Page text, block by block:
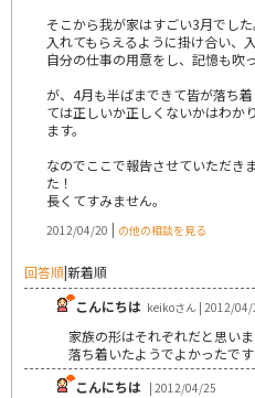
そこから我が家はすごい3月でし
入れてもらえるように掛け合い、
自分の仕事の用意をし、記憶も吹
が、4月も半ばまできて皆が落ち
ては正しいか正しくないかはわか
ます。
なのでここで報告させていただき
た！
長くてすみません。
2012/04/20 | の他の相談を見る
回答順|新着順
こんにちは keikoさん | 2012/
家族の形はそれぞれだと思いま
落ち着いたようでよかったです
こんにちは | 2012/04/25